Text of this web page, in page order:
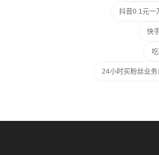
抖音0.1元一
快
24小时买粉丝业